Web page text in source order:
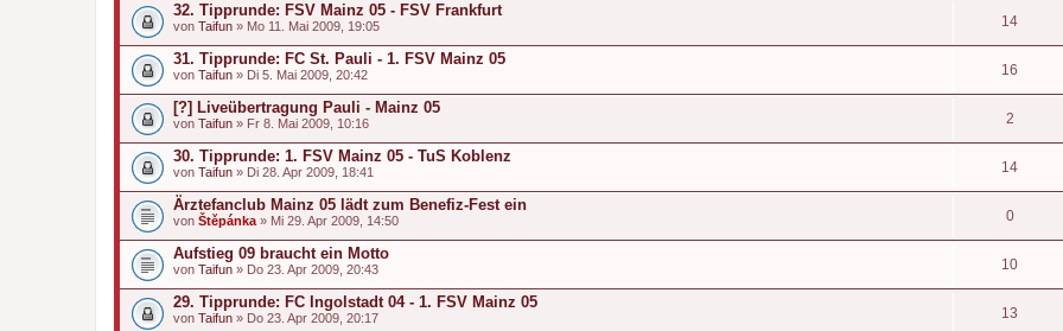
32. Tipprunde: FSV Mainz 05 - FSV Frankfurt
von Taifun » Mo 11. Mai 2009, 19:05 14
31. Tipprunde: FC St. Pauli - 1. FSV Mainz 05
von Taifun » Di 5. Mai 2009, 20:42 16
[?] Liveübertragung Pauli - Mainz 05
von Taifun » Fr 8. Mai 2009, 10:16 2
30. Tipprunde: 1. FSV Mainz 05 - TuS Koblenz
von Taifun » Di 28. Apr 2009, 18:41 14
Ärztefanclub Mainz 05 lädt zum Benefiz-Fest ein
von Štěpánka » Mi 29. Apr 2009, 14:50 0
Aufstieg 09 braucht ein Motto
von Taifun » Do 23. Apr 2009, 20:43 10
29. Tipprunde: FC Ingolstadt 04 - 1. FSV Mainz 05
von Taifun » Do 23. Apr 2009, 20:17 13